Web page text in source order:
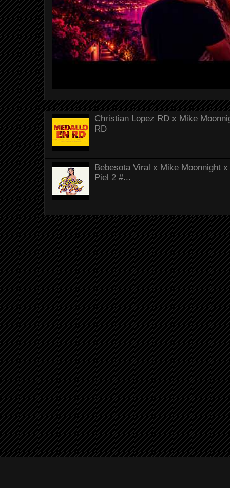
Christian Lopez RD x Mike
RD
Bebesota Viral x Mike Moonnight
Piel 2 #...